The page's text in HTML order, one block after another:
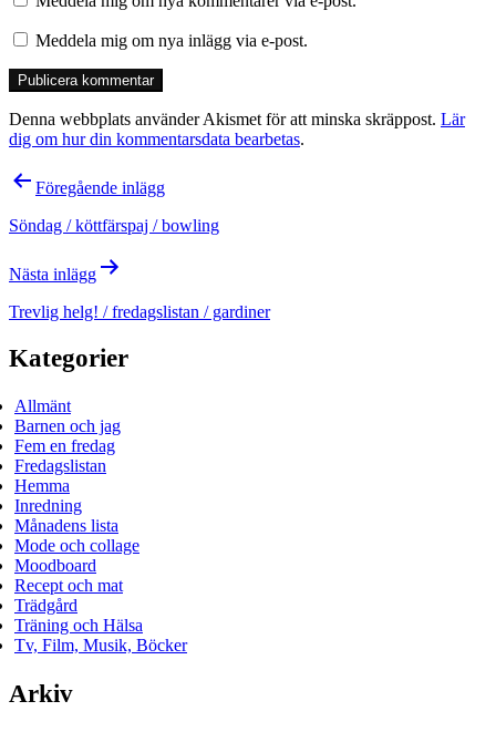
Meddela mig om nya inlägg via e-post.
Denna webbplats använder Akismet för att minska skräppost. Lär
dig om hur din kommentarsdata bearbetas.
Inläggsnavigering
Föregående inlägg
Söndag / köttfärspaj / bowling
Nästa inlägg
Trevlig helg! / fredagslistan / gardiner
Kategorier
Allmänt
Barnen och jag
Fem en fredag
Fredagslistan
Hemma
Inredning
Månadens lista
Mode och collage
Moodboard
Recept och mat
Trädgård
Träning och Hälsa
Tv, Film, Musik, Böcker
Arkiv